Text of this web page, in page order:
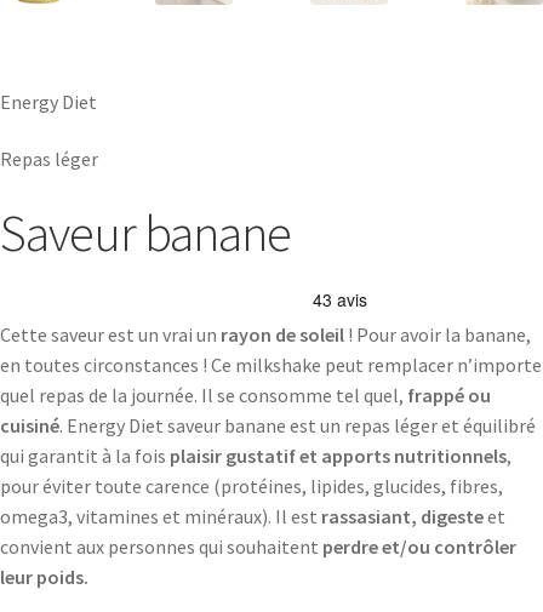
Energy Diet
Repas léger
Saveur banane
Cette saveur est un vrai un rayon de soleil ! Pour avoir la banane,
en toutes circonstances ! Ce milkshake peut remplacer n’importe
quel repas de la journée. Il se consomme tel quel, frappé ou
cuisiné. Energy Diet saveur banane est un repas léger et équilibré
qui garantit à la fois plaisir gustatif et apports nutritionnels,
pour éviter toute carence (protéines, lipides, glucides, fibres,
omega3, vitamines et minéraux). Il est rassasiant, digesteet
convient aux personnes qui souhaitent perdre et/ou contrôler
leur poids.